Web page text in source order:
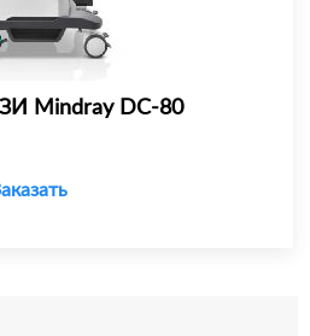
Mindray DC-80